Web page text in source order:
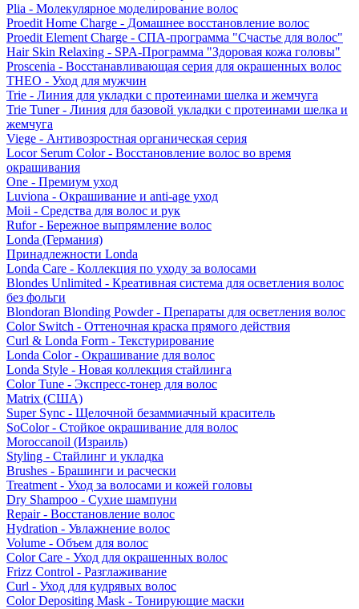
Plia - Молекулярное моделирование волос
Proedit Home Charge - Домашнее восстановление волос
Proedit Element Charge - СПА-программа "Счастье для волос"
Hair Skin Relaxing - SPA-Программа "Здоровая кожа головы"
Proscenia - Восстанавливающая серия для окрашенных волос
THEO - Уход для мужчин
Trie - Линия для укладки с протеинами шелка и жемчуга
Trie Tuner - Линия для базовой укладки с протеинами шелка и
жемчуга
Viege - Антивозростная органическая серия
Locor Serum Color - Восстановление волос во время
окрашивания
One - Премиум уход
Luviona - Окрашивание и anti-age уход
Moii - Средства для волос и рук
Rufor - Бережное выпрямление волос
Londa (Германия)
Принадлежности Londa
Londa Care - Коллекция по уходу за волосами
Blondes Unlimited - Креативная система для осветления волос
без фольги
Blondoran Blonding Powder - Препараты для осветления волос
Color Switch - Оттеночная краска прямого действия
Curl & Londa Form - Текстурирование
Londa Color - Окрашивание для волос
Londa Style - Новая коллекция стайлинга
Color Tune - Экспресс-тонер для волос
Matrix (США)
Super Sync - Щелочной безаммиачный краситель
SoColor - Стойкое окрашивание для волос
Moroccanoil (Израиль)
Styling - Стайлинг и укладка
Brushes - Брашинги и расчески
Treatment - Уход за волосами и кожей головы
Dry Shampoo - Сухие шампуни
Repair - Восстановление волос
Hydration - Увлажнение волос
Volume - Объем для волос
Color Care - Уход для окрашенных волос
Frizz Control - Разглаживание
Curl - Уход для кудрявых волос
Color Depositing Mask - Тонирующие маски